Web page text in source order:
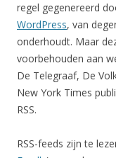
regel gegenereerd
WordPress, van
onderhoudt. Maar
voorbehouden aan
De Telegraaf, De
New York Times
RSS.
RSS-feeds zijn te